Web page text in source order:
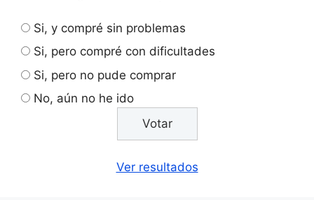
Si, y compré sin problemas
Si, pero compré con dificultades
Si, pero no pude comprar
No, aún no he ido
Ver resultados